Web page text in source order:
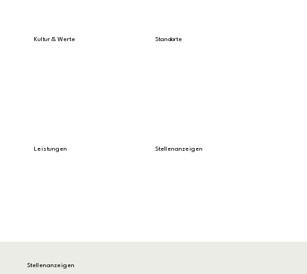
Kultur & Werte Standorte
Leistungen Stellenanzeigen
Stellenanzeigen